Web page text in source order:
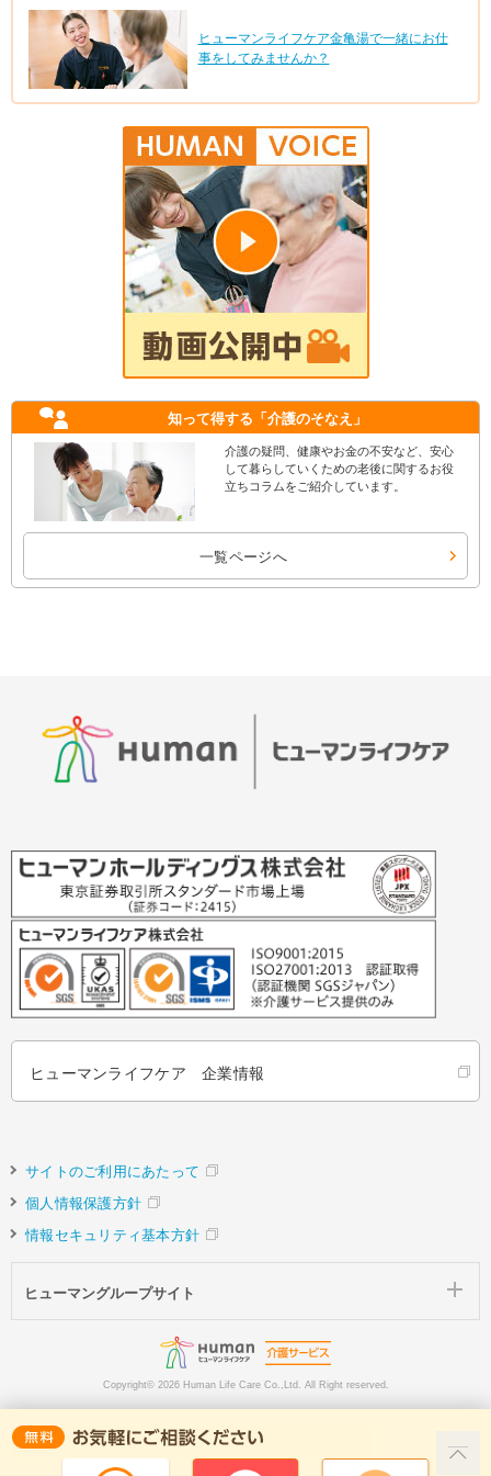
ヒューマンライフケア金亀湯で一緒にお仕
事をしてみませんか？
知って得する 「介護のそなえ」
介護の疑問、健康やお金の不安など、安心
して暮らしていくための老後に関するお役
立ちコラムをご紹介しています。
一覧ページへ
ヒューマンライフケア 企業情報
サイトのご利用にあたって
個人情報保護方針
情報セキュリティ基本方針
ヒューマングループサイト
Copyright© 2026 Human Life Care Co.,Ltd. All Right reserved.